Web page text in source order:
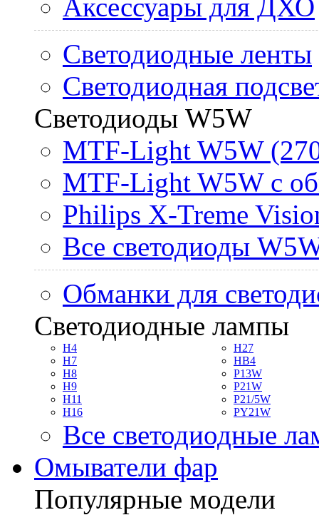
Аксессуары для ДХО
Светодиодные ленты
Светодиодная
Светодиоды W5W
MTF-Light W5W
MTF-Light W5W с
Philips X-Treme
Все светодиоды
Обманки для
Светодиодные лампы
H4
H7
H8
H9
H11
H16
H27
HB4
P13W
P21W
P21/5W
PY21W
Все светодиодные
Омыватели фар
Популярные модели